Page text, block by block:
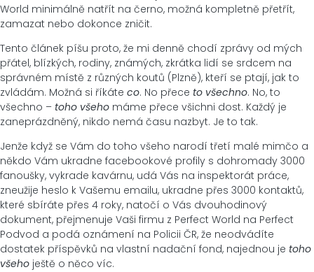
World minimálně natřít na černo, možná kompletně přetřít,
zamazat nebo dokonce zničit.
Tento článek píšu proto, že mi denně chodí zprávy od mých
přátel, blízkých, rodiny, známých, zkrátka lidí se srdcem na
správném místě z různých koutů (Plzně), kteří se ptají, jak to
zvládám. Možná si říkáte co. No přece to všechno. No, to
všechno – toho všeho máme přece všichni dost. Každý je
zaneprázdněný, nikdo nemá času nazbyt. Je to tak.
Jenže když se Vám do toho všeho narodí třetí malé mimčo a
někdo Vám ukradne facebookové profily s dohromady 3000
fanoušky, vykrade kavárnu, udá Vás na inspektorát práce,
zneužije heslo k Vašemu emailu, ukradne přes 3000 kontaktů,
které sbíráte přes 4 roky, natočí o Vás dvouhodinový
dokument, přejmenuje Vaši firmu z Perfect World na Perfect
Podvod a podá oznámení na Policii ČR, že neodvádíte
dostatek příspěvků na vlastní nadační fond, najednou je toho
všeho ještě o něco víc.